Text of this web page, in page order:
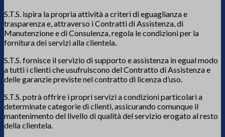
S.T.S. ispira la propria attività a criteri di eguaglianza e
trasparenza e, attraverso i Contratti di Assistenza, di
Manutenzione e di Consulenza, regola le condizioni per la
fornitura dei servizi alla clientela.
S.T.S. fornisce il servizio di supporto e assistenza in egual modo
a tutti i clienti che usufruiscono del Contratto di Assistenza e
delle garanzie previste nel contratto di licenza d’uso.
S.T.S. potrà offrire i propri servizi a condizioni particolari a
determinate categorie di clienti, assicurando comunque il
mantenimento del livello di qualità del servizio erogato al resto
della clientela.